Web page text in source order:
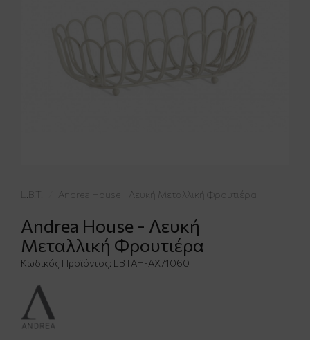
L.B.T. Andrea House - Λευκή Μεταλλική Φρουτιέρα
Andrea House - Λευκή
Μεταλλική Φρουτιέρα
Κωδικός Προϊόντος: LBTAH-AX71060